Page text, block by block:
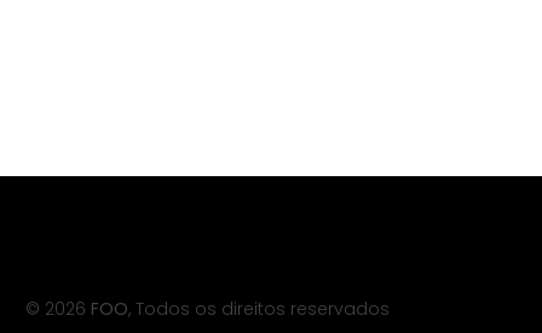
© 2026 FOO, Todos os direitos reservados